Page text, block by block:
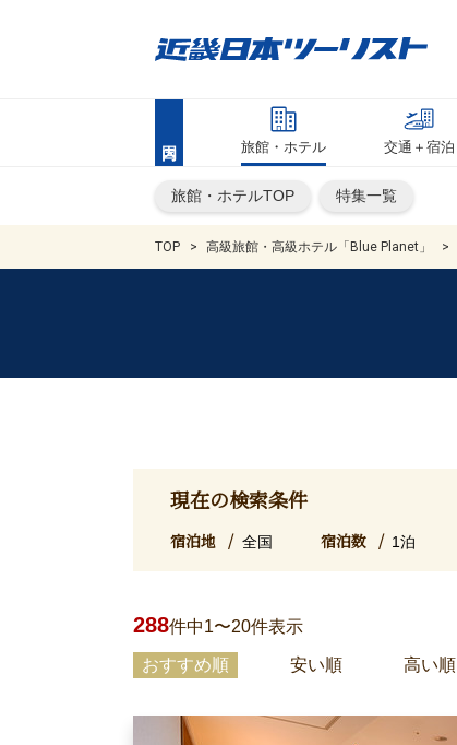
旅館・ホテル 交通＋宿泊
旅館・ホテルTOP 特集一覧
TOP 高級旅館・高級ホテル「Blue Planet」
現在の検索条件
宿泊地 全国 宿泊数 1泊
288件中1〜20件表示
おすすめ順 安い順 高い順